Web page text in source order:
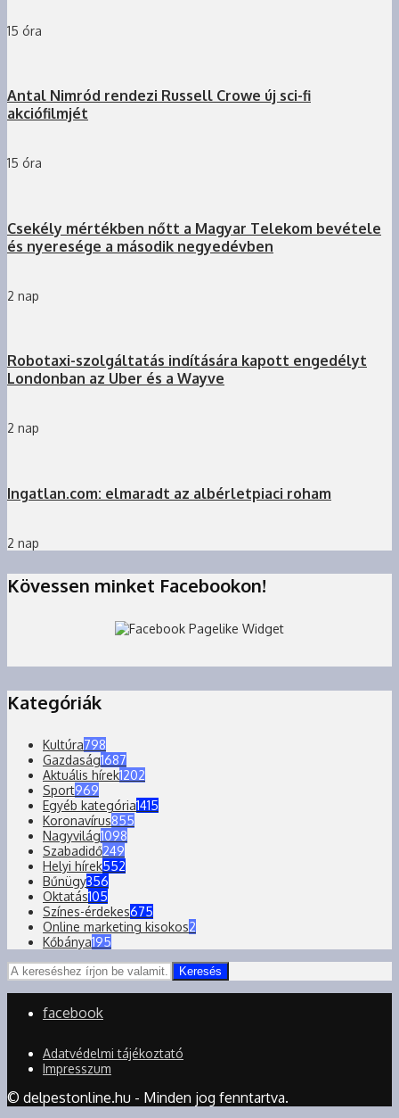
15 óra
Antal Nimród rendezi Russell Crowe új sci-fi
akciófilmjét
15 óra
Csekély mértékben nőtt a Magyar Telekom bevétele
és nyeresége a második negyedévben
2 nap
Robotaxi-szolgáltatás indítására kapott engedélyt
Londonban az Uber és a Wayve
2 nap
Ingatlan.com: elmaradt az albérletpiaci roham
2 nap
Kövessen minket Facebookon!
Kategóriák
Kultúra798
Gazdaság1687
Aktuális hírek1202
Sport969
Egyéb kategória1415
Koronavírus855
Nagyvilág1098
Szabadidő249
Helyi hírek552
Bűnügy356
Oktatás105
Színes-érdekes675
Online marketing kisokos2
Kőbánya195
Keresés
facebook
Adatvédelmi tájékoztató
Impresszum
© delpestonline.hu - Minden jog fenntartva.